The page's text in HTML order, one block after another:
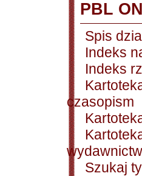
PBL
Spis
Indeks
Indeks
czasopism
wydawnictw
Szukaj